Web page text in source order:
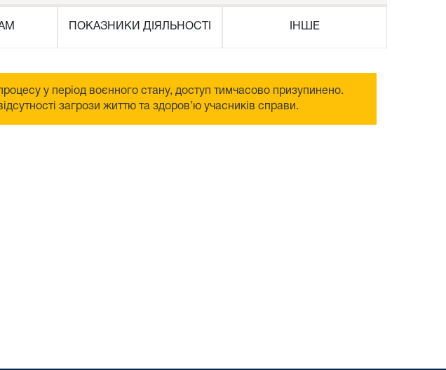
ПОКАЗНИКИ ДІЯЛЬНОСТІ ІНШЕ
у період воєнного стану, доступ тимчасово призупинено.
загрози життю та здоров’ю учасників справи.